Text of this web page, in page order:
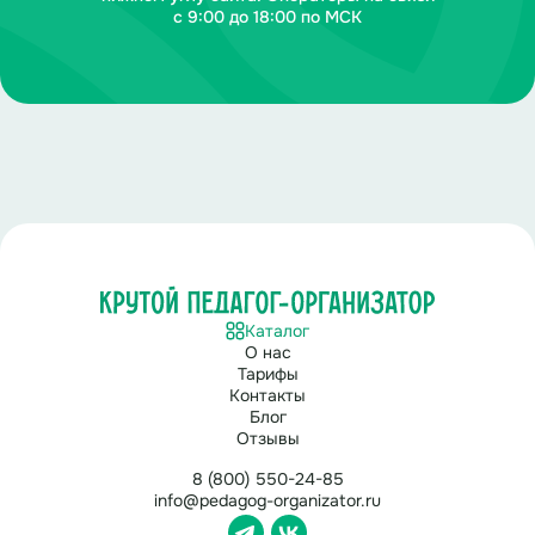
с 9:00 до 18:00 по МСК
Каталог
О нас
Тарифы
Контакты
Блог
Отзывы
8 (800) 550-24-85
info@pedagog-organizator.ru